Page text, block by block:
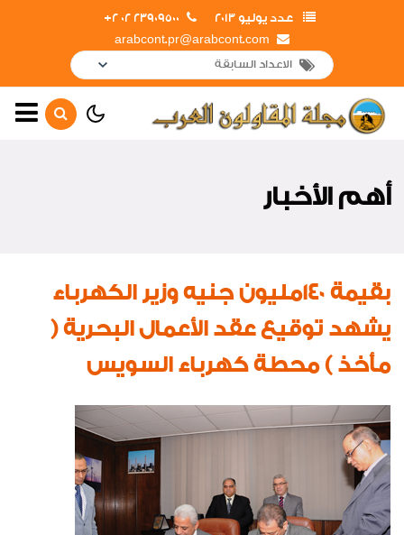
عدد يوليو 2013
23909500 02 2+
arabcont.pr@arabcont.com
إفتتاحــــات
جولات و زيارات
أنشطة اجتماعية وثقافية
شهادات جودة ISO
شكر وتقدير
لوحة الشرف
أهم الأخبار
بقيمة 140مليون جنيه وزير الكهرباء
يشهد توقيع عقد الأعمال البحرية (
مأخذ ) محطة كهرباء السويس